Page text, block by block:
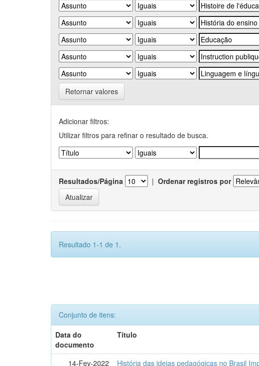
Retornar valores
Adicionar filtros:
Utilizar filtros para refinar o resultado de busca.
Resultados/Página | Ordenar registros por
Resultado 1-1 de 1.
Conjunto de itens:
Data do
documento
Título
14-Fev-2022 História das ideias pedagógicas no Brasil